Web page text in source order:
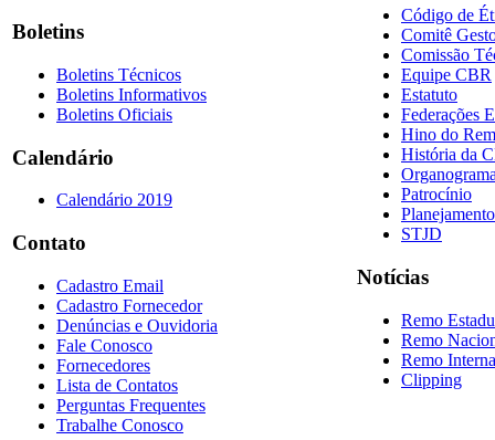
Boletins
Boletins Técnicos
Boletins Informativos
Boletins Oficiais
Calendário
Calendário 2019
Contato
Cadastro Email
Cadastro Fornecedor
Denúncias e Ouvidoria
Fale Conosco
Fornecedores
Lista de Contatos
Perguntas Frequentes
Trabalhe Conosco
Código de
Comitê
Comissão
Equipe CBR
Estatuto
Federações
Hino do
História da
Patrocínio
STJD
Notícias
Remo
Remo
Remo
Clipping